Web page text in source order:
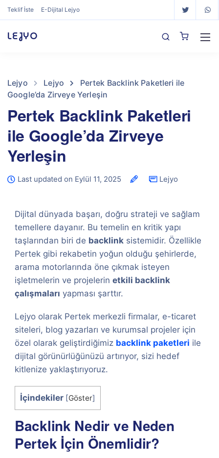
Teklif İste E-Dijital Lejyo
LEJYO
Lejyo Lejyo
Pertek Backlink Paketleri ile
Google’da Zirveye Yerleşin
Pertek Backlink Paketleri
ile Google’da Zirveye
Yerleşin
Last updated on Eylül 11, 2025 Lejyo
Dijital dünyada başarı, doğru strateji ve sağlam
temellere dayanır. Bu temelin en kritik yapı
taşlarından biri de backlink sistemidir. Özellikle
Pertek gibi rekabetin yoğun olduğu şehirlerde,
arama motorlarında öne çıkmak isteyen
işletmelerin ve projelerin etkili backlink
çalışmaları yapması şarttır.
Lejyo olarak Pertek merkezli firmalar, e-ticaret
siteleri, blog yazarları ve kurumsal projeler için
özel olarak geliştirdiğimiz backlink paketleri ile
dijital görünürlüğünüzü artırıyor, sizi hedef
kitlenize yaklaştırıyoruz.
İçindekiler [Göster]
Backlink Nedir ve Neden
Pertek İçin Önemlidir?